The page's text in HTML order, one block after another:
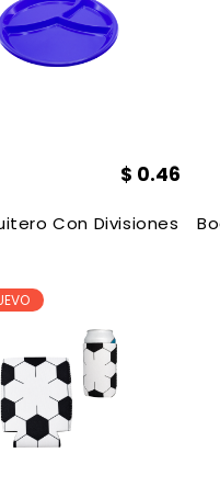
Cm De Mano A
Con Divisiones
$ 0.46